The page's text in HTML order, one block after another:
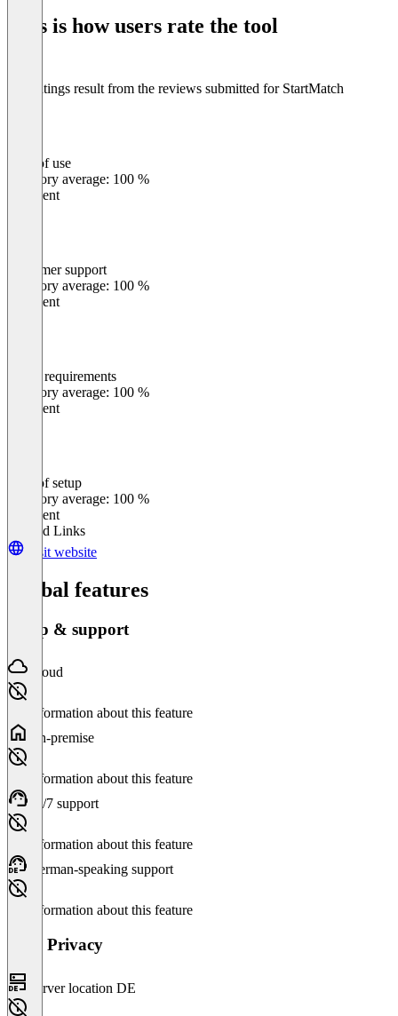
This is how users rate the tool
The ratings result from the reviews submitted for StartMatch
Ease of use
Category average: 100 %
Excellent
Customer support
Category average: 100 %
Excellent
Meets requirements
Category average: 100 %
Excellent
Ease of setup
Category average: 100 %
Excellent
Related Links
Visit website
Global features
Setup & support
Cloud
No information about this feature
On-premise
No information about this feature
24/7 support
No information about this feature
German-speaking support
No information about this feature
Data Privacy
Server location DE